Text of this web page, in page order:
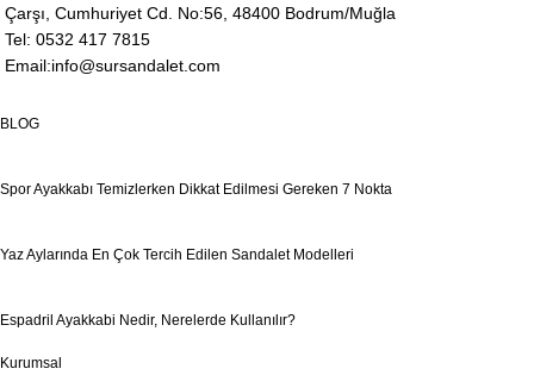
Çarşı, Cumhuriyet Cd. No:56, 48400 Bodrum/Muğla
Tel: 0532 417 7815
Email:info@sursandalet.com
BLOG
Spor Ayakkabı Temizlerken Dikkat Edilmesi Gereken 7 Nokta
Yaz Aylarında En Çok Tercih Edilen Sandalet Modelleri
Espadril Ayakkabi Nedir, Nerelerde Kullanılır?
Kurumsal